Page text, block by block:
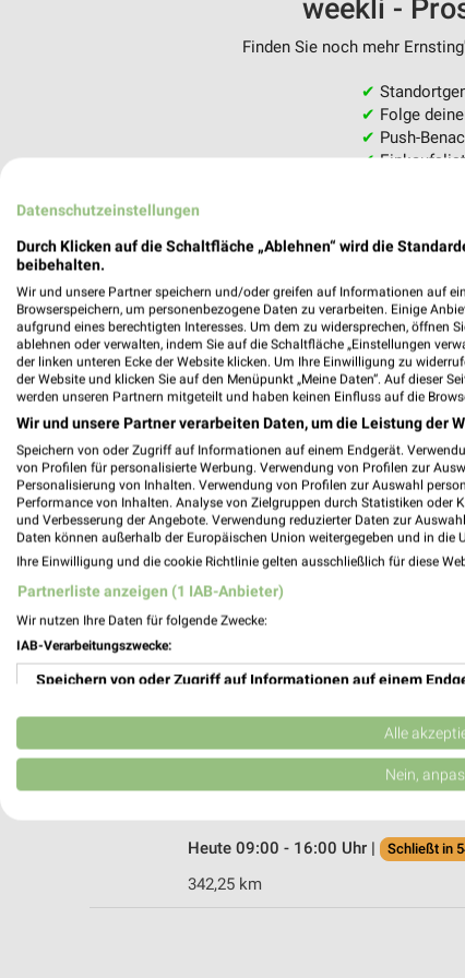
weekli -
Finden Sie noch mehr
✔
✔ Folge
✔ Push-
✔
Ernsting's family Schweinfurt
Oskar-von-Miller-Straße 6
97424 Schweinfurt
Heute 09:00 - 20:00 Uhr | Geöffnet
Ernsting's family Haßfurt
Hauptstr. 34
Heute 09:00 - 16:00 Uhr |
Schließt in
342,25 km
Datenschutzeinstellungen
Durch Klicken auf die Schaltfläche „Ablehnen“ wird die
beibehalten.
Wir und unsere Partner speichern und/oder greifen auf Informationen auf
Browserspeichern, um personenbezogene Daten zu verarbeiten. Einige
aufgrund eines berechtigten Interesses. Um dem zu widersprechen, öffnen
ablehnen oder verwalten, indem Sie auf die Schaltfläche „Einstellungen
der linken unteren Ecke der Website klicken. Um Ihre Einwilligung zu
der Website und klicken Sie auf den Menüpunkt „Meine Daten“. Auf dieser
werden unseren Partnern mitgeteilt und haben keinen Einfluss auf die
Wir und unsere Partner verarbeiten Daten, um die Leistung der
Speichern von oder Zugriff auf Informationen auf einem Endgerät.
von Profilen für personalisierte Werbung. Verwendung von Profilen zur
Personalisierung von Inhalten. Verwendung von Profilen zur Auswahl
Performance von Inhalten. Analyse von Zielgruppen durch Statistiken oder
und Verbesserung der Angebote. Verwendung reduzierter Daten zur
Daten können außerhalb der Europäischen Union weitergegeben und in die
Ihre Einwilligung und die cookie Richtlinie gelten ausschließlich für diese
Partnerliste anzeigen (1 IAB-Anbieter)
Wir nutzen Ihre Daten für folgende Zwecke:
IAB-Verarbeitungszwecke:
Speichern von oder Zugriff auf Informationen auf einem
Verwendung reduzierter Daten zur Auswahl von
Erstellung von Profilen für personalisierte Werbung
Erstellung von Profilen zur Personalisierung von Inhalten
Alle
Nein,